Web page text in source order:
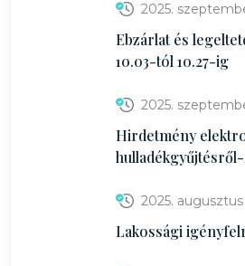
2025.
Ebzárlat és
10.03-tól 10.27-ig
2025.
Hirdetmény
hulladékgyűjtésről-
2025. augusztus
Lakossági